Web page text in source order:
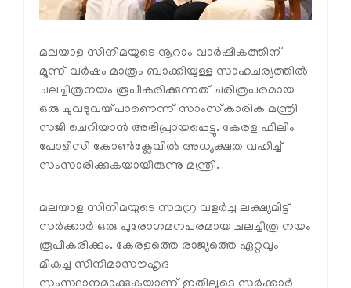
മലയാള സിനിമയുടെ നൂറാം വാർഷികത്തിന്
മൂന്ന് വർഷം മാത്രം ബാക്കിയുള്ള സാഹചര്യത്തിൽ
ചലച്ചിത്രനയം രൂപീകരിക്കുന്നത് ചരിത്രപരമായ
ഒരു ചുവടുവയ്പാണെന്ന് സാംസ്‌കാരിക മന്ത്രി
സജി ചെറിയാൻ അഭിപ്രായപ്പെട്ടു. കേരള ഫിലിം
പോളിസി കോൺക്ലേവിൽ അധ്യക്ഷത വഹിച്ച്
സംസാരിക്കുകയായിരുന്നു മന്ത്രി.
മലയാള സിനിമയുടെ സമഗ്ര വളർച്ച ലക്ഷ്യമിട്ട്
സർക്കാർ ഒരു പുരോഗമനപരമായ ചലച്ചിത്ര നയം
രൂപീകരിക്കും. കേരളത്തെ രാജ്യത്തെ ഏറ്റവും
മികച്ച സിനിമാസൗഹൃദ
സംസ്ഥാനമാക്കുകയാണ് ഇതിലൂടെ സർക്കാർ